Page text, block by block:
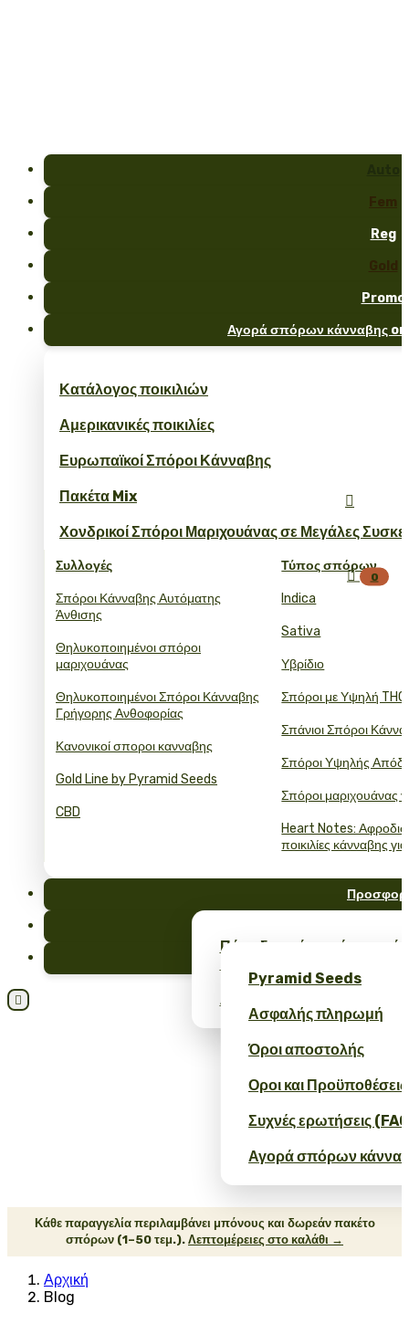
Fem
Reg
Gold
Promo
Αγορά σπόρων κάνναβης
Κατάλογος ποικιλιών
Αμερικανικές ποικιλίες
Ευρωπαϊκοί Σπόροι Κάνναβης
Πακέτα Mix
Χονδρικοί Σπόροι Μαριχουάνας σε Μεγάλες
Συλλογές
Σπόροι Κάνναβης Αυτόματης
Άνθισης
Θηλυκοποιημένοι σπόροι
μαριχουάνας
Θηλυκοποιημένοι Σπόροι Κάνναβης
Γρήγορης Ανθοφορίας
Κανονικοί σποροι κανναβης
Gold Line by Pyramid Seeds
CBD
Τύπος σπόρων
Indica
Sativa
Υβρίδιο
Σπόροι με Υψηλή THC
Σπάνιοι Σπόροι
Σπόροι Υψηλής
Σπόροι μαριχουάνας
Heart Notes:
ποικιλίες κάνναβης
Πάρε δωρεάν σπόρους
Λάβετε έκπτωση 10% για
Pyramid Seeds
Ασφαλής πληρωμή
Όροι αποστολής
Οροι και Προϋποθέσεις
Συχνές ερωτήσεις
Αγορά σπόρων


 0
Κάθε παραγγελία περιλαμβάνει μπόνους και δωρεάν πακέτο
σπόρων (1–50 τεμ.). Λεπτομέρειες στο καλάθι →
Αρχική
Blog